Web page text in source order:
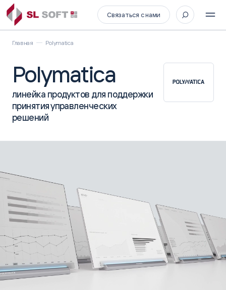
Связаться с нами
Главная Polymatica
Polymatica
линейка продуктов для поддержки
принятия управленческих
решений